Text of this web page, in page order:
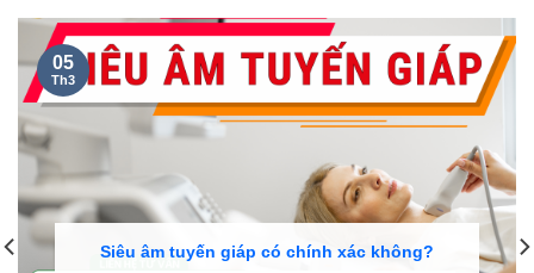
Siêu âm tuyến giáp có chính xác không?
05
Th3